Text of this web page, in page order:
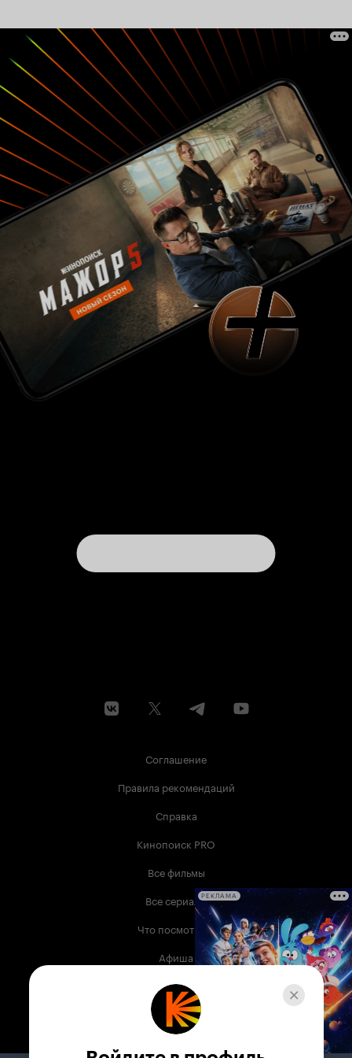
видела слепых. — Наверное, сложно быть
слепым… — Почему? Я могу делать всё то, что
и ты можешь. — Ну, водить такси ты не
сможешь. — Да и у тебя не получается.
история. Париж.)
пути я вдруг понял, что нахожусь на улице с
односторонним движением. — Я убил
священника! Сколько лет дают за епископов?
20 лет? 30?(4-я история. Рим.)— С тобой всё
нормально? Ты хоть знаешь, где находишься?
— Да. В Хельсинки.(5-я история. Хельсинки.)
Медленно, словно джазовая композиция,
Джармуш погружает нас в сладкую атмосферу
фильма. Где фильм – это сборник частичек
души, собранный по всему свету. Они такие
разные — как ивсе мы . Фильм таит в себе
какую-то загадку. Тайну, приближенную к
непосредственности. Каждая из историй — это
уникальная изюминка. Выбор городов, в
котором происходит действие разных частей
фильма, основывался на том, где находились
актёры, с которыми Джармуш хотел работать
над этим фильмом. Пересказывать и разбирать
каждую историю – значит лишить
потенциального зрителя всякой радости.
Соглашение
Правила рекомендаций
Справка
Кинопоиск PRO
Все фильмы
Все сериалы
Что посмотреть
Афиша
Музыка
Телепрограмма
РЕКЛАМА